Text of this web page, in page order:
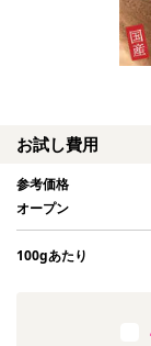
お試し費用
参考価格
オープン
100gあたり